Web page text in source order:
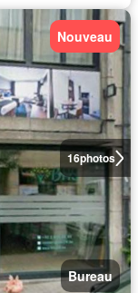
16photos
Nouveau
Bureau